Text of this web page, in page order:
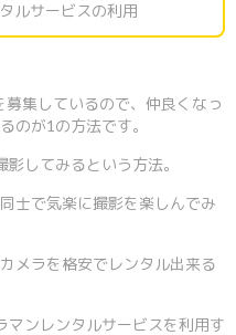
ルサービスの利用
集しているので、仲良くなっ
のが1の方法です。
してみるという方法。
士で気楽に撮影を楽しんでみ
メラを格安でレンタル出来る
マンレンタルサービスを利用す